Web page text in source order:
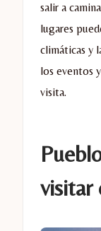
salir a
lugares
climáticas y
los eventos
visita.
visitar